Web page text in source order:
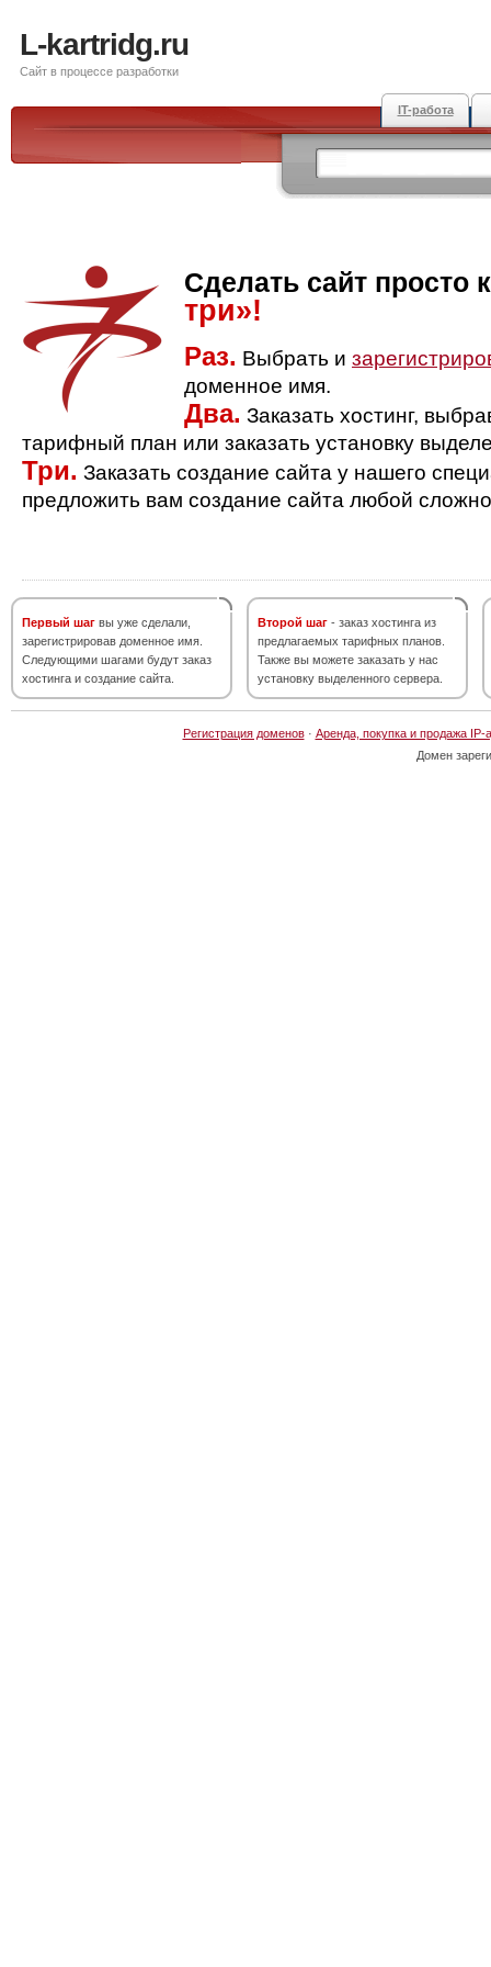
L-kartridg.ru
Сайт в процессе разработки
IT-работа
Сделать сайт просто
три»!
Раз. Выбрать и
доменное имя.
Два. Заказать хостинг,
тарифный план или заказать установку
Три. Заказать создание сайта у нашего
предложить вам создание сайта любой
Первый шаг вы уже сделали,
зарегистрировав доменное имя.
Следующими шагами будут заказ
хостинга и создание сайта.
Второй шаг - заказ хостинга из
предлагаемых тарифных планов.
Также вы можете заказать у нас
установку выделенного сервера.
Регистрация доменов· Аренда, покупка и продажа IP-
Домен